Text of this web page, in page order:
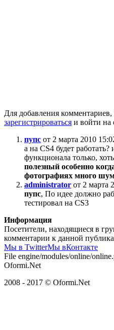
Для добавления
зарегистрироваться и войти на
пупс от 2 марта 2010
а на CS4 будет
функционала только,
полезный особенно
фотографиях много
administrator от 2 марта
пупс, По идее должно
тестировал на CS3
Информация
Посетители, находящиеся в
комментарии к данной
Мы в TwitterМы вКонтакте
File engine/modules/online/
Oformi.Net
2008 - 2017 © Oformi.Net